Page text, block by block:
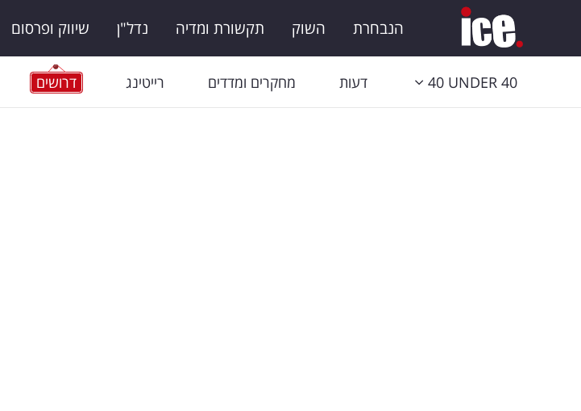
הנבחרת השוק תקשורת ומדיה נדל"ן שיווק ופרסום
40 UNDER 40 דעות מחקרים ומדדים רייטינג דרושים